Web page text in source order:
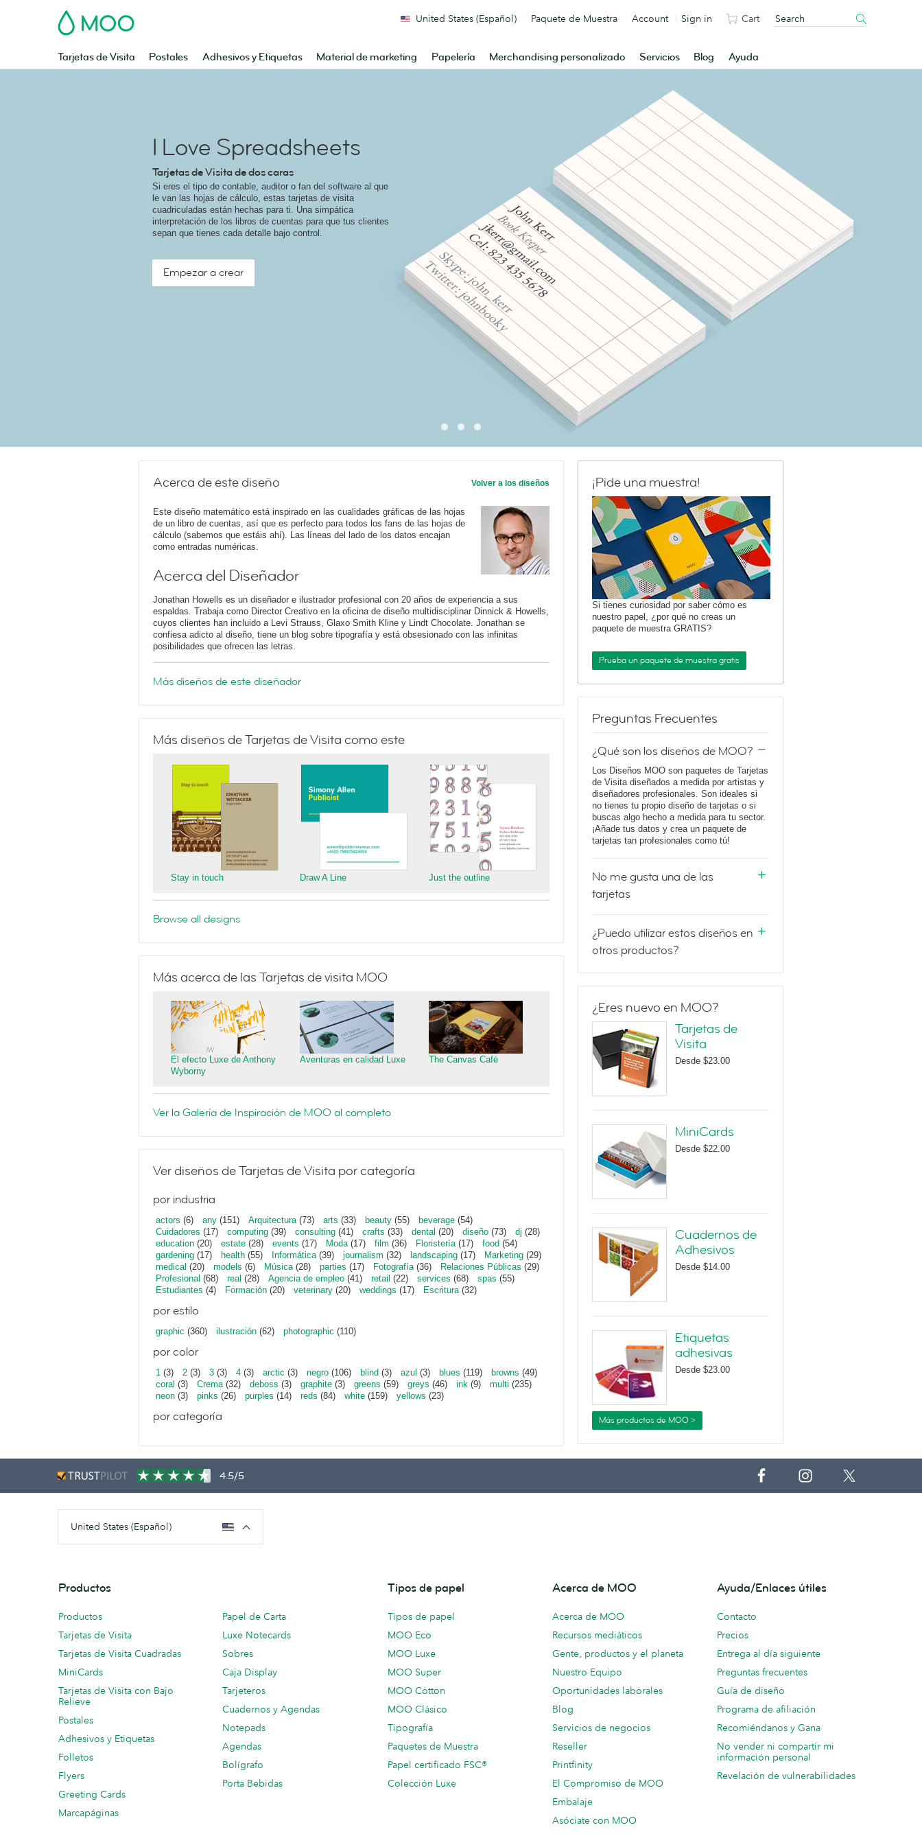
MOO
Tarjetas de Visita Postales Adhesivos y Etiquetas Material de marketing Papelería Merchandising personalizado Servicios Blog Ayuda
United States (Español) Paquete de Muestra Account Sign in Cart
I Love Spreadsheets
Tarjetas de Visita de dos caras
Si eres el tipo de contable, auditor o fan del software al que
le van las hojas de cálculo, estas tarjetas de visita
cuadriculadas están hechas para ti. Una simpática
interpretación de los libros de cuentas para que tus clientes
sepan que tienes cada detalle bajo control.
Empezar a crear
Acerca de este diseño Volver a los diseños
Este diseño matemático está inspirado en las cualidades gráficas de las hojas
de un libro de cuentas, así que es perfecto para todos los fans de las hojas de
cálculo (sabemos que estáis ahí). Las líneas del lado de los datos encajan
como entradas numéricas.
Acerca del Diseñador
Jonathan Howells es un diseñador e ilustrador profesional con 20 años de experiencia a sus
espaldas. Trabaja como Director Creativo en la oficina de diseño multidisciplinar Dinnick & Howells,
cuyos clientes han incluido a Levi Strauss, Glaxo Smith Kline y Lindt Chocolate. Jonathan se
confiesa adicto al diseño, tiene un blog sobre tipografía y está obsesionado con las infinitas
posibilidades que ofrecen las letras.
Más diseños de este diseñador
Más diseños de Tarjetas de Visita como este
Stay in touch Draw A Line Just the outline
Browse all designs
Más acerca de las Tarjetas de visita MOO
El efecto Luxe de Anthony
Wyborny
Aventuras en calidad Luxe The Canvas Café
Ver la Galería de Inspiración de MOO al completo
Ver diseños de Tarjetas de Visita por categoría
por industria
actors (6) any (151) Arquitectura(73) arts (33) beauty (55) beverage (54)
Cuidadores (17) computing (39) consulting (41) crafts (33) dental (20) diseño (73) dj (28)
education (20) estate (28) events (17) Moda(17) film (36) Floristería(17) food (54)
gardening (17) health (55) Informática(39) journalism (32) landscaping (17) Marketing (29)
medical (20) models (6) Música(28) parties (17) Fotografía(36) Relaciones Públicas (29)
Profesional (68) real (28) Agencia de empleo (41) retail (22) services (68) spas (55)
Estudiantes (4) Formación (20) veterinary (20) weddings (17) Escritura(32)
por estilo
graphic (360) ilustración (62) photographic (110)
por color
1 (3) 2 (3) 3 (3) 4 (3) arctic (3) negro (106) blind (3) azul (3) blues (119) browns (49)
coral (3) Crema(32) deboss (3) graphite (3) greens (59) greys (46) ink (9) multi (235)
neon (3) pinks (26) purples (14) reds (84) white (159) yellows (23)
por categoría
¡Pide una muestra!
Si tienes curiosidad por saber cómo es
nuestro papel, ¿por qué no creas un
paquete de muestra GRATIS?
Prueba un paquete de muestra gratis
Preguntas Frecuentes
¿Qué son los diseños de MOO?
Los Diseños MOO son paquetes de Tarjetas
de Visita diseñados a medida por artistas y
diseñadores profesionales. Son ideales si
no tienes tu propio diseño de tarjetas o si
buscas algo hecho a medida para tu sector.
¡Añade tus datos y crea un paquete de
tarjetas tan profesionales como tú!
No me gusta una de las
tarjetas
¿Puedo utilizar estos diseños en
otros productos?
¿Eres nuevo en MOO?
Tarjetas de
Visita
Desde $23.00
MiniCards
Desde $22.00
Cuadernos de
Adhesivos
Desde $14.00
Etiquetas
adhesivas
Desde $23.00
Más productos de MOO >
4.5/5
United States (Español)
Productos
Productos
Tarjetas de Visita
Tarjetas de Visita Cuadradas
MiniCards
Tarjetas de Visita con Bajo
Relieve
Postales
Adhesivos y Etiquetas
Folletos
Flyers
Greeting Cards
Marcapáginas
Papel de Carta
Luxe Notecards
Sobres
Caja Display
Tarjeteros
Cuadernos y Agendas
Notepads
Agendas
Bolígrafo
Porta Bebidas
Tipos de papel
Tipos de papel
MOO Eco
MOO Luxe
MOO Super
MOO Cotton
MOO Clásico
Tipografía
Paquetes de Muestra
Papel certificado FSC®
Colección Luxe
Acerca de MOO
Acerca de MOO
Recursos mediáticos
Gente, productos y el planeta
Nuestro Equipo
Oportunidades laborales
Blog
Servicios de negocios
Reseller
Printfinity
El Compromiso de MOO
Embalaje
Asóciate con MOO
Ayuda/Enlaces útiles
Contacto
Precios
Entrega al día siguiente
Preguntas frecuentes
Guía de diseño
Programa de afiliación
Recomiéndanos y Gana
No vender ni compartir mi
información personal
Revelación de vulnerabilidades